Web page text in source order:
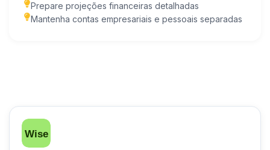
Prepare projeções financeiras detalhadas
Mantenha contas empresariais e pessoais separadas